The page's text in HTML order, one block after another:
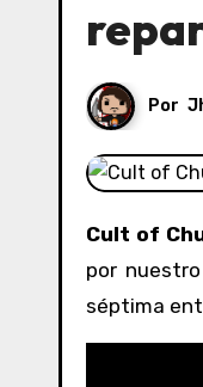
Por
Cult of
por
séptima